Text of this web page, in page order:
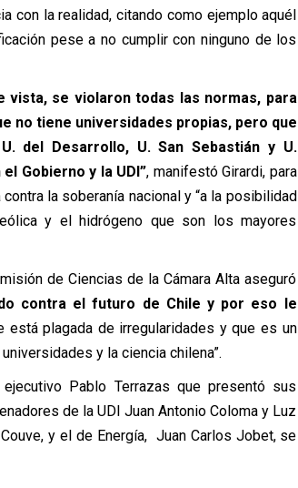
con la realidad, citando como ejemplo aquél
pese a no cumplir con ninguno de los
vista, se violaron todas las normas, para
no tiene universidades propias, pero que
del Desarrollo, U. San Sebastián y U.
Gobierno y la UDI”, manifestó Girardi, para
la soberanía nacional y “a la posibilidad
y el hidrógeno que son los mayores
de Ciencias de la Cámara Alta aseguró
contra el futuro de Chile y por eso le
está plagada de irregularidades y que es un
y la ciencia chilena”.
Pablo Terrazas que presentó sus
de la UDI Juan Antonio Coloma y Luz
y el de Energía, Juan Carlos Jobet, se